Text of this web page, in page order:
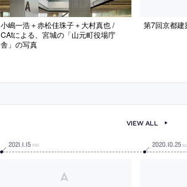
小嶋一浩＋赤松佳珠子＋大村真也 /
CAtによる、宮城の「山元町役場庁
舎」の写真
第7回京都建
2021.1.15 FRI 2020.10.25
VIEW ALL